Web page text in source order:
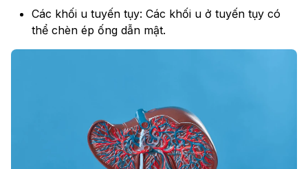
Các khối u tuyến tụy: Các khối u ở tuyến tụy có
thể chèn ép ống dẫn mật.